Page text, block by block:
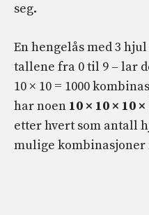
seg.
En hengelås med 3
tallene fra 0 til 9 – lar
10 × 10 = 1000
har noen 10 × 10 × 10
etter hvert som antall
mulige kombinasjoner